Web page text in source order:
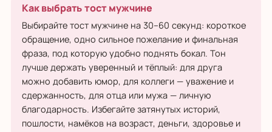
Как выбрать тост мужчине
Выбирайте тост мужчине на 30–60 секунд: короткое
обращение, одно сильное пожелание и финальная
фраза, под которую удобно поднять бокал. Тон
лучше держать уверенный и тёплый: для друга
можно добавить юмор, для коллеги — уважение и
сдержанность, для отца или мужа — личную
благодарность. Избегайте затянутых историй,
пошлости, намёков на возраст, деньги, здоровье и